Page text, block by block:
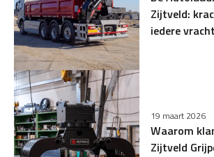
Zijtveld:
iedere
19 maart 2026
Waarom
Zijtveld